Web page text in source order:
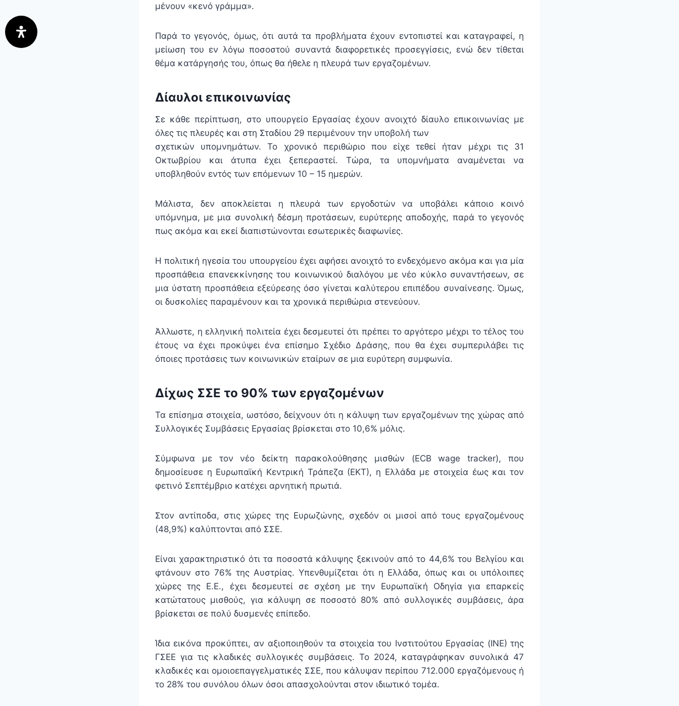
μένουν «κενό γράμμα».
Παρά το γεγονός, όμως, ότι αυτά τα προβλήματα έχουν εντοπιστεί και καταγραφεί, η
μείωση του εν λόγω ποσοστού συναντά διαφορετικές προσεγγίσεις, ενώ δεν τίθεται
θέμα κατάργησής του, όπως θα ήθελε η πλευρά των εργαζομένων.
Δίαυλοι επικοινωνίας
Σε κάθε περίπτωση, στο υπουργείο Εργασίας έχουν ανοιχτό δίαυλο επικοινωνίας με
όλες τις πλευρές και στη Σταδίου 29 περιμένουν την υποβολή των
σχετικών υπομνημάτων. Το χρονικό περιθώριο που είχε τεθεί ήταν μέχρι τις 31
Οκτωβρίου και άτυπα έχει ξεπεραστεί. Τώρα, τα υπομνήματα αναμένεται να
υποβληθούν εντός των επόμενων 10 – 15 ημερών.
Μάλιστα, δεν αποκλείεται η πλευρά των εργοδοτών να υποβάλει κάποιο κοινό
υπόμνημα, με μια συνολική δέσμη προτάσεων, ευρύτερης αποδοχής, παρά το γεγονός
πως ακόμα και εκεί διαπιστώνονται εσωτερικές διαφωνίες.
Η πολιτική ηγεσία του υπουργείου έχει αφήσει ανοιχτό το ενδεχόμενο ακόμα και για μία
προσπάθεια επανεκκίνησης του κοινωνικού διαλόγου με νέο κύκλο συναντήσεων, σε
μια ύστατη προσπάθεια εξεύρεσης όσο γίνεται καλύτερου επιπέδου συναίνεσης. Όμως,
οι δυσκολίες παραμένουν και τα χρονικά περιθώρια στενεύουν.
Άλλωστε, η ελληνική πολιτεία έχει δεσμευτεί ότι πρέπει το αργότερο μέχρι το τέλος του
έτους να έχει προκύψει ένα επίσημο Σχέδιο Δράσης, που θα έχει συμπεριλάβει τις
όποιες προτάσεις των κοινωνικών εταίρων σε μια ευρύτερη συμφωνία.
Δίχως ΣΣΕ το 90% των εργαζομένων
Τα επίσημα στοιχεία, ωστόσο, δείχνουν ότι η κάλυψη των εργαζομένων της χώρας από
Συλλογικές Συμβάσεις Εργασίας βρίσκεται στο 10,6% μόλις.
Σύμφωνα με τον νέο δείκτη παρακολούθησης μισθών (ECB wage tracker), που
δημοσίευσε η Ευρωπαϊκή Κεντρική Τράπεζα (ΕΚΤ), η Ελλάδα με στοιχεία έως και τον
φετινό Σεπτέμβριο κατέχει αρνητική πρωτιά.
Στον αντίποδα, στις χώρες της Ευρωζώνης, σχεδόν οι μισοί από τους εργαζομένους
(48,9%) καλύπτονται από ΣΣΕ.
Είναι χαρακτηριστικό ότι τα ποσοστά κάλυψης ξεκινούν από το 44,6% του Βελγίου και
φτάνουν στο 76% της Αυστρίας. Υπενθυμίζεται ότι η Ελλάδα, όπως και οι υπόλοιπες
χώρες της Ε.Ε., έχει δεσμευτεί σε σχέση με την Ευρωπαϊκή Οδηγία για επαρκείς
κατώτατους μισθούς, για κάλυψη σε ποσοστό 80% από συλλογικές συμβάσεις, άρα
βρίσκεται σε πολύ δυσμενές επίπεδο.
Ίδια εικόνα προκύπτει, αν αξιοποιηθούν τα στοιχεία του Ινστιτούτου Εργασίας (ΙΝΕ) της
ΓΣΕΕ για τις κλαδικές συλλογικές συμβάσεις. Το 2024, καταγράφηκαν συνολικά 47
κλαδικές και ομοιοεπαγγελματικές ΣΣΕ, που κάλυψαν περίπου 712.000 εργαζόμενους ή
το 28% του συνόλου όλων όσοι απασχολούνται στον ιδιωτικό τομέα.